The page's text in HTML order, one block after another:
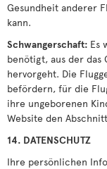
Gesundheit anderer
kann.
Schwangerschaft: Es
benötigt, aus der
hervorgeht. Die
befördern, für die
ihre ungeborenen
Website den
14. DATENSCHUTZ
Ihre persönlichen